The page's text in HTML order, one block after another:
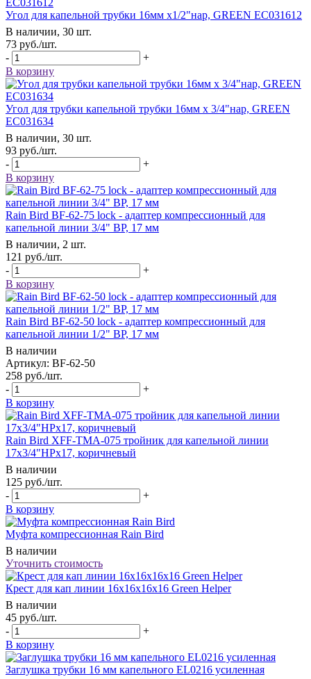
Угол для капельной трубки 16мм х1/2"нар, GREEN EC031612
В наличии, 30 шт.
73 руб./шт.
-
+
В корзину
Угол для трубки капельной трубки 16мм х 3/4"нар, GREEN
EC031634
В наличии, 30 шт.
93 руб./шт.
-
+
В корзину
Rain Bird BF-62-75 lock - адаптер компрессионный для
капельной линии 3/4" ВР, 17 мм
В наличии, 2 шт.
121 руб./шт.
-
+
В корзину
Rain Bird BF-62-50 lock - адаптер компрессионный для
капельной линии 1/2" ВР, 17 мм
В наличии
Артикул: BF-62-50
258 руб./шт.
-
+
В корзину
Rain Bird XFF-TMA-075 тройник для капельной линии
17х3/4"НРх17, коричневый
В наличии
125 руб./шт.
-
+
В корзину
Муфта компрессионная Rain Bird
В наличии
Уточнить стоимость
Крест для кап линии 16х16х16х16 Green Helper
В наличии
45 руб./шт.
-
+
В корзину
Заглушка трубки 16 мм капельного EL0216 усиленная